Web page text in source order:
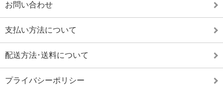
お問い合わせ
支払い方法について
配送方法･送料について
プライバシーポリシー